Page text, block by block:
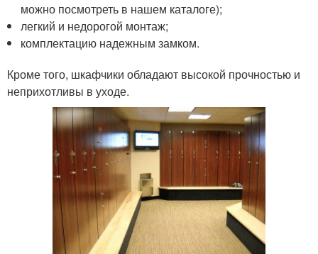
можно посмотреть в нашем каталоге);
легкий и недорогой монтаж;
комплектацию надежным замком.
Кроме того, шкафчики обладают высокой прочностью и
неприхотливы в уходе.